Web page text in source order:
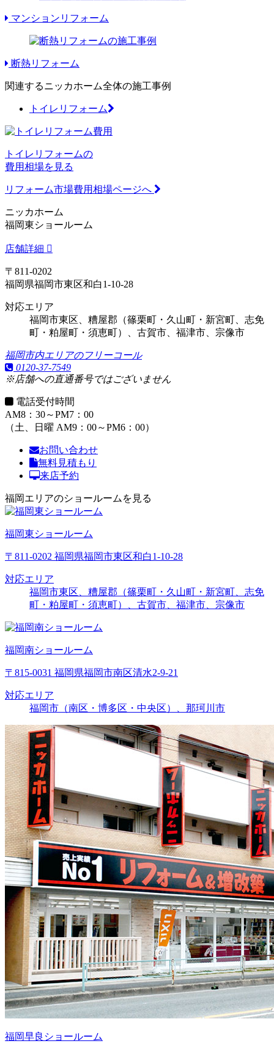
マンションリフォーム
断熱リフォーム
関連するニッカホーム全体の施工事例
トイレリフォーム
トイレリフォームの
費用相場を見る
リフォーム市場費用相場ページへ
ニッカホーム
福岡東ショールーム
店舗詳細
〒811-0202
福岡県福岡市東区和白1-10-28
対応エリア
福岡市東区、糟屋郡（篠栗町・久山町・新宮町、志免
町・粕屋町・須恵町）、古賀市、福津市、宗像市
福岡市内エリアのフリーコール
0120-37-7549
※店舗への直通番号ではございません
電話受付時間
AM8：30～PM7：00
（土、日曜 AM9：00～PM6：00）
お問い合わせ
無料見積もり
来店予約
福岡エリアのショールームを見る
福岡東ショールーム
〒811-0202 福岡県福岡市東区和白1-10-28
対応エリア
福岡市東区、糟屋郡（篠栗町・久山町・新宮町、志免
町・粕屋町・須恵町）、古賀市、福津市、宗像市
福岡南ショールーム
〒815-0031 福岡県福岡市南区清水2-9-21
対応エリア
福岡市（南区・博多区・中央区）、那珂川市
福岡早良ショールーム